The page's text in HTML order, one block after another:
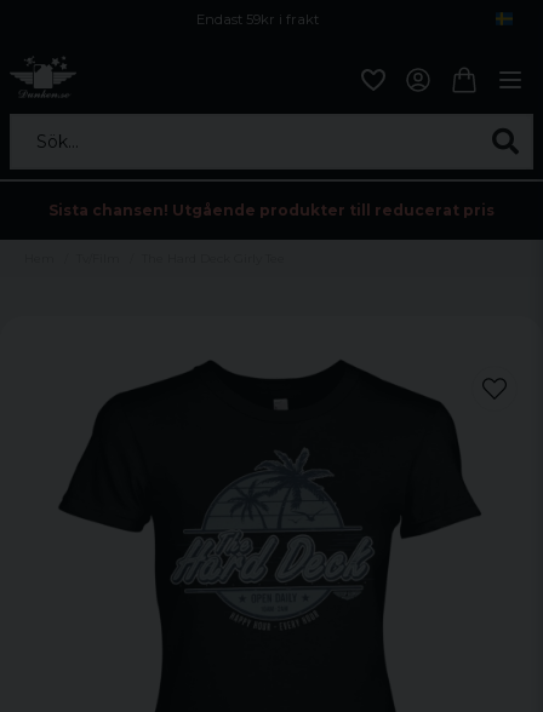
Endast 59kr i frakt
Sök...
Sista chansen! Utgående produkter till reducerat pris